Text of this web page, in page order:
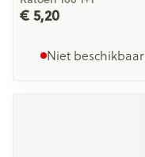
€ 5,20
Niet beschikbaar